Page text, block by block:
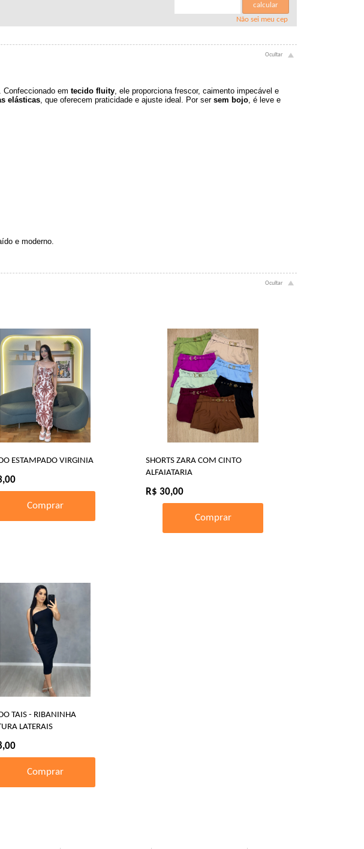
.
.
calcular
Não sei meu cep
em tecido fluity , ele proporciona frescor, caimento impecável e
elásticas , que oferecem praticidade e ajuste ideal. Por ser sem bojo , é leve e
e moderno.
ESTAMPADO VIRGINIA
Comprar
SHORTS ZARA COM CINTO
ALFAIATARIA
R$ 30,00
Comprar
TAIS - RIBANINHA
LATERAIS
Comprar